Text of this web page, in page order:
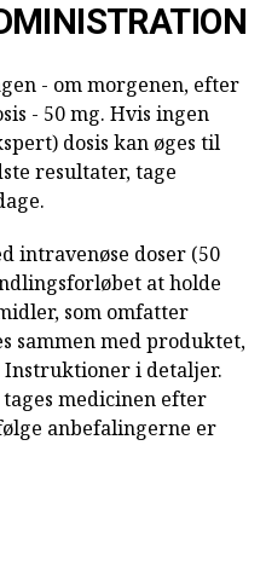
- om morgenen, efter
- 50 mg. Hvis ingen
dosis kan øges til
resultater, tage
intravenøse doser (50
at holde
som omfatter
sammen med produktet,
Instruktioner i detaljer.
medicinen efter
anbefalingerne er